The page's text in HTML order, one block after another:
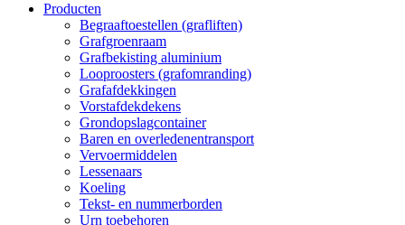
Producten
Begraaftoestellen (grafliften)
Grafgroenraam
Grafbekisting aluminium
Looproosters (grafomranding)
Grafafdekkingen
Vorstafdekdekens
Grondopslagcontainer
Baren en overledenentransport
Vervoermiddelen
Lessenaars
Koeling
Tekst- en nummerborden
Urn toebehoren